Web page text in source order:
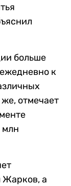
больше
к
отмечает
млн
Жарков, а